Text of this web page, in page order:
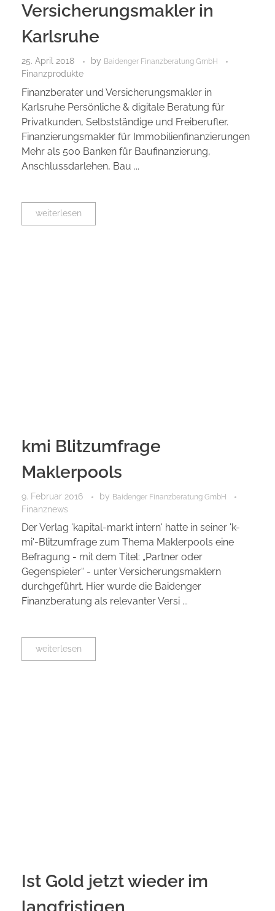
Versicherungsmakler in
Karlsruhe
25. April 2018 by Baidenger Finanzberatung GmbH
Finanzprodukte
Finanzberater und Versicherungsmakler in
Karlsruhe Persönliche & digitale Beratung für
Privatkunden, Selbstständige und Freiberufler.
Finanzierungsmakler für Immobilienfinanzierungen
Mehr als 500 Banken für Baufinanzierung,
Anschlussdarlehen, Bau ...
weiterlesen
kmi Blitzumfrage
Maklerpools
9. Februar 2016 by Baidenger Finanzberatung GmbH
Finanznews
Der Verlag 'kapital-markt intern' hatte in seiner 'k-
mi'-Blitzumfrage zum Thema Maklerpools eine
Befragung - mit dem Titel: „Partner oder
Gegenspieler“ - unter Versicherungsmaklern
durchgeführt. Hier wurde die Baidenger
Finanzberatung als relevanter Versi ...
weiterlesen
Ist Gold jetzt wieder im